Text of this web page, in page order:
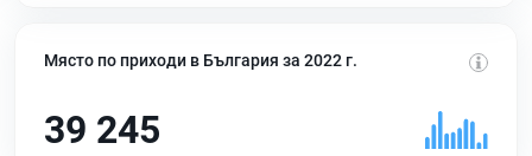
Място по приходи в България за 2022 г.
39 245